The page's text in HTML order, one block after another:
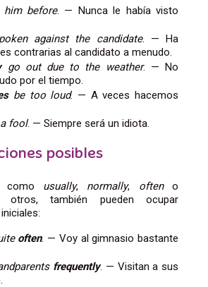
before. — Nunca le había visto
against the candidate. — Ha
contrarias al candidato a menudo.
go out due to the weather. — No
por el tiempo.
be too loud. — A veces hacemos
fool. — Siempre será un idiota.
posibles
como usually, normally, ofteno
también pueden ocupar
often. — Voy al gimnasio bastante
frequently. — Visitan a sus